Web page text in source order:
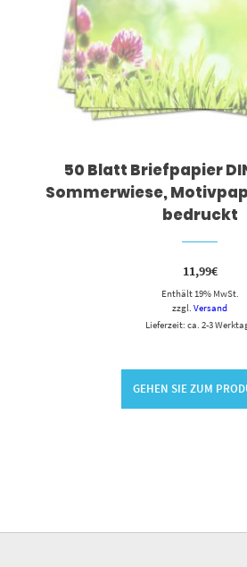
50 Blatt Briefpapier
Sommerwiese,
bedruckt
11,99€
Enthält 19% MwSt.
zzgl. Versand
Lieferzeit: ca. 2-3
GEHEN SIE ZUM